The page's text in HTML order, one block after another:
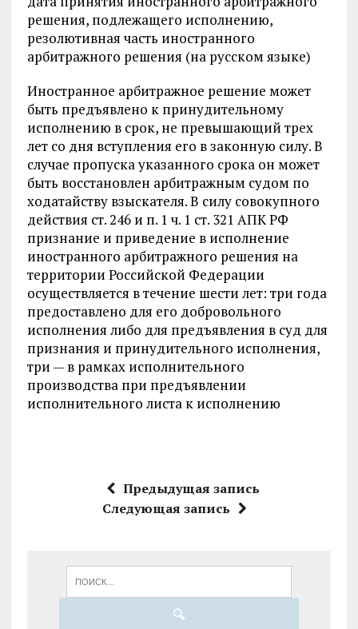
решения, подлежащего исполнению,
резолютивная часть иностранного
арбитражного решения (на русском языке)
Иностранное арбитражное решение может
быть предъявлено к принудительному
исполнению в срок, не превышающий трех
лет со дня вступления его в законную силу. В
случае пропуска указанного срока он может
быть восстановлен арбитражным судом по
ходатайству взыскателя. В силу совокупного
действия ст. 246 и п. 1 ч. 1 ст. 321 АПК РФ
признание и приведение в исполнение
иностранного арбитражного решения на
территории Российской Федерации
осуществляется в течение шести лет: три года
предоставлено для его добровольного
исполнения либо для предъявления в суд для
признания и принудительного исполнения,
три — в рамках исполнительного
производства при предъявлении
исполнительного листа к исполнению
Предыдущая запись
Следующая запись